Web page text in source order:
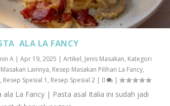
ALA LA FANCY
A |Apr 19, 2025 |Artikel, Jenis Masakan, Kategori
Lainnya, Resep Masakan Pilihan La Fancy,
, Resep Spesial 1 , Resep Spesial 2 | 0 |
ala La Fancy | Pasta asal Italia ini sudah jadi